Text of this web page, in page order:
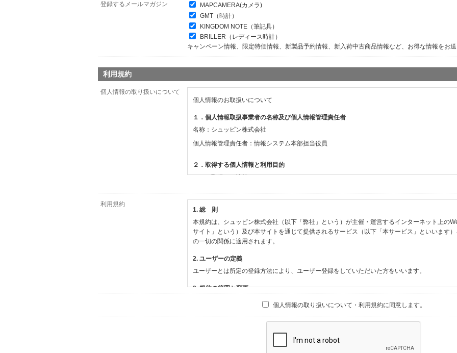
登録するメールマガジン
MAPCAMERA(カメラ)
GMT（時計）
KINGDOM NOTE（筆記具）
BRILLER（レディース時計）
キャンペーン情報、限定特価情報、新製品予約情報、新入荷中古商品情報など、お得な情報をお
利用規約
個人情報の取り扱いについて
個人情報のお取扱いについて
１．個人情報取扱事業者の名称及び個人情報管理責任者
名称：シュッピン株式会社
個人情報管理責任者：情報システム本部担当役員
２．取得する個人情報と利用目的
（１）取得する情報
・必須登録：氏名、生年月日、性別、住所、電話番号、メールアドレス、パスワード
・任意登録：ニックネーム、プロフィール画像、希望するメールマガジンの種類
【当社サービスをご利用時に当社が取得またはご提供いただく情報】
・お支払いやお振込みに関わる情報（クレジットカード・銀行口座・電子マネー等の決済時に
・法律上の要請等により、本人確認を行うための本人確認書類（運転免許証、健康保険証、住
・EVERYBODY×PHOTOGRAPHER.comのご利用に伴いご登録いただいた、広範囲設定をご希
撮影機材や機材の設定等に関する情報、および画像データとその画像データに含まれる情報
・当社ウェブサイト・サービス内のクッキー情報
【外部サービスアカウントを利用される場合】
会員登録時にソーシャルネットワーキングサービス等の外部サービスとの連携を許可した場合
利用規約
1. 総 則
本規約は、シュッピン株式会社（以下「弊社」という）が主催・運営するインターネット上の
サイト」という）及び本サイトを通じて提供されるサービス（以下「本サービス」といいます
の一切の関係に適用されます。
2. ユーザーの定義
ユーザーとは所定の登録方法により、ユーザー登録をしていただいた方をいいます。
3. 規約の範囲と変更
1) 本規約は、本サイト及び本サービスの利用に関し、弊社及び全てのユーザーに適用されます。
2) 弊社が別途規定する個別規定、及び弊社が随時本サイト内に掲示またはユーザーに対し通知
す。本規約と個別規定及び追加規定が異なる場合は、個別規定及び追加規定が優先するものとし
3) 弊社はユーザーの承諾を得ることなく、本規約を変更できるものとし、ユーザーはこれを承
た場合は、本サイト内に掲示またはユーザーに対し通知するものとし、その後にユーザーが本
個人情報の取り扱いについて・利用規約に同意します。